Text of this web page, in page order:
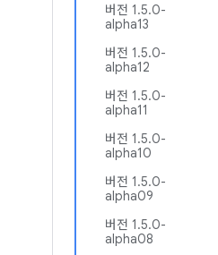
버전 1.5.0-
alpha13
버전 1.5.0-
alpha12
버전 1.5.0-
alpha11
버전 1.5.0-
alpha10
버전 1.5.0-
alpha09
버전 1.5.0-
alpha08